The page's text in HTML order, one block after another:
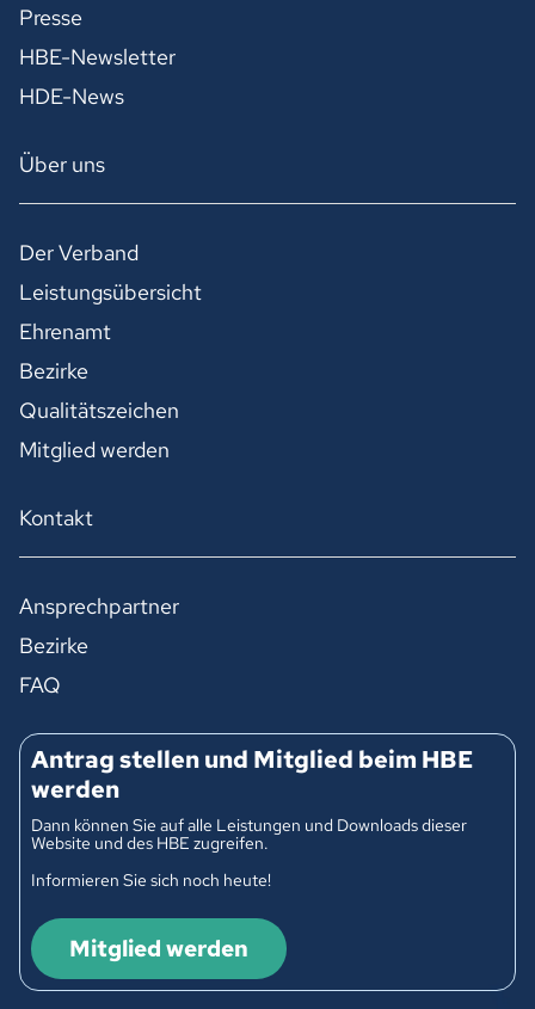
Presse
HBE-Newsletter
HDE-News
Über uns
Der Verband
Leistungsübersicht
Ehrenamt
Bezirke
Qualitätszeichen
Mitglied werden
Kontakt
Ansprechpartner
Bezirke
FAQ
Antrag stellen und Mitglied beim HBE
werden
Dann können Sie auf alle Leistungen und Downloads dieser
Website und des HBE zugreifen.
Informieren Sie sich noch heute!
Mitglied werden